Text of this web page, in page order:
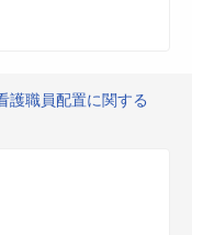
護職員配置に関する